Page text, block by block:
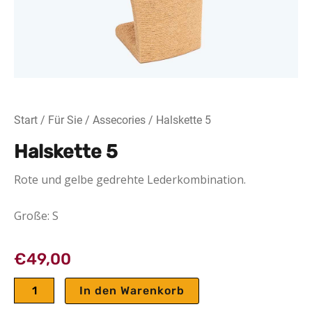
Start / Für Sie / Assecories / Halskette 5
Halskette 5
Rote und gelbe gedrehte Lederkombination.
Große: S
€49,00
Halskette
5
In den Warenkorb